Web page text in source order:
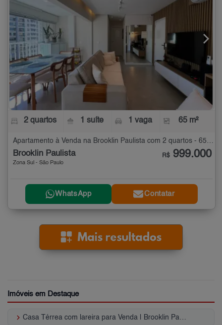
2 quartos 1 suíte 1 vaga 65 m²
Apartamento à Venda na Brooklin Paulista com 2 quartos - 65 m²
Brooklin Paulista
Zona Sul - São Paulo
R$ 999.000
WhatsApp Contatar
Imóveis em Destaque
keyboard_arrow_right